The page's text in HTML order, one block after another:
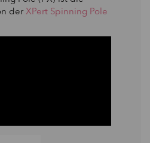
derXPert Spinning Pole